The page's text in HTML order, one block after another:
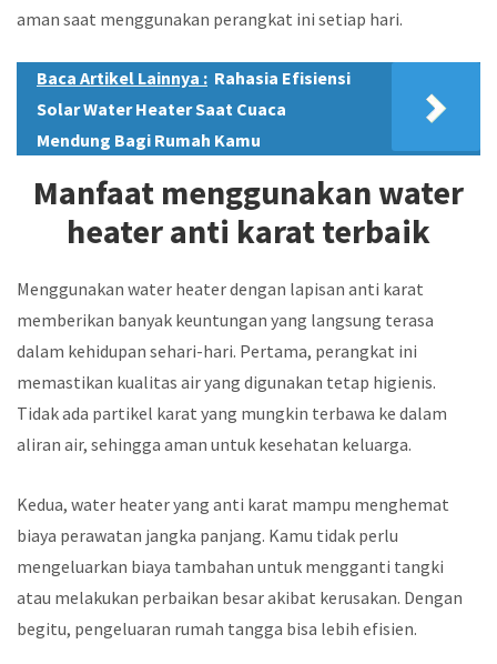
aman saat menggunakan perangkat ini setiap hari.
Baca Artikel Lainnya : Rahasia Efisiensi
Solar Water Heater Saat Cuaca
Mendung Bagi Rumah Kamu
Manfaat menggunakan water
heater anti karat terbaik
Menggunakan water heater dengan lapisan anti karat
memberikan banyak keuntungan yang langsung terasa
dalam kehidupan sehari-hari. Pertama, perangkat ini
memastikan kualitas air yang digunakan tetap higienis.
Tidak ada partikel karat yang mungkin terbawa ke dalam
aliran air, sehingga aman untuk kesehatan keluarga.
Kedua, water heater yang anti karat mampu menghemat
biaya perawatan jangka panjang. Kamu tidak perlu
mengeluarkan biaya tambahan untuk mengganti tangki
atau melakukan perbaikan besar akibat kerusakan. Dengan
begitu, pengeluaran rumah tangga bisa lebih efisien.